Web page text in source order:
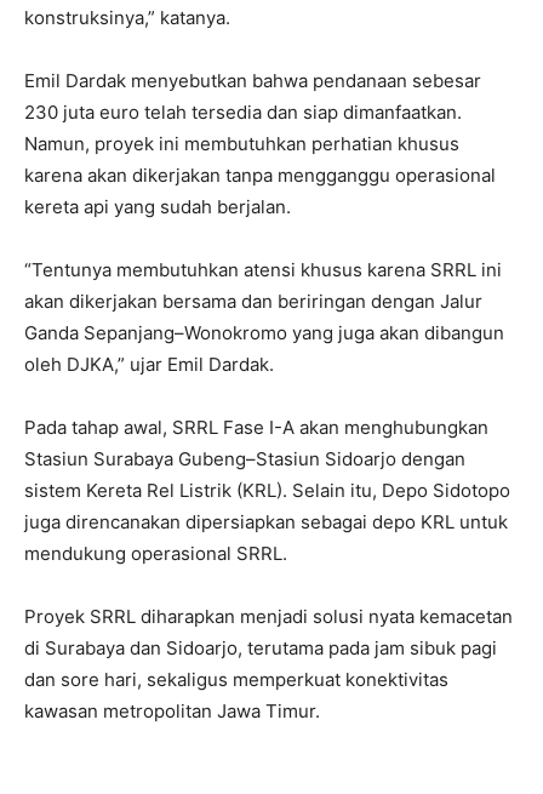
konstruksinya,” katanya.
Emil Dardak menyebutkan bahwa pendanaan sebesar
230 juta euro telah tersedia dan siap dimanfaatkan.
Namun, proyek ini membutuhkan perhatian khusus
karena akan dikerjakan tanpa mengganggu operasional
kereta api yang sudah berjalan.
“Tentunya membutuhkan atensi khusus karena SRRL ini
akan dikerjakan bersama dan beriringan dengan Jalur
Ganda Sepanjang–Wonokromo yang juga akan dibangun
oleh DJKA,” ujar Emil Dardak.
Pada tahap awal, SRRL Fase I-A akan menghubungkan
Stasiun Surabaya Gubeng–Stasiun Sidoarjo dengan
sistem Kereta Rel Listrik (KRL). Selain itu, Depo Sidotopo
juga direncanakan dipersiapkan sebagai depo KRL untuk
mendukung operasional SRRL.
Proyek SRRL diharapkan menjadi solusi nyata kemacetan
di Surabaya dan Sidoarjo, terutama pada jam sibuk pagi
dan sore hari, sekaligus memperkuat konektivitas
kawasan metropolitan Jawa Timur.